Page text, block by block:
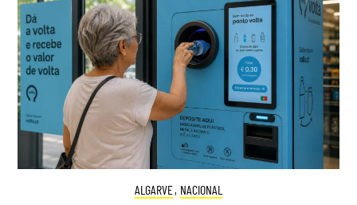
ALGARVE, NACIONAL